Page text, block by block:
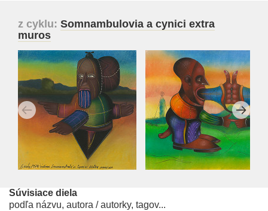
z cyklu: Somnambulovia a cynici extra
muros
Súvisiace diela
podľa názvu, autora / autorky, tagov...